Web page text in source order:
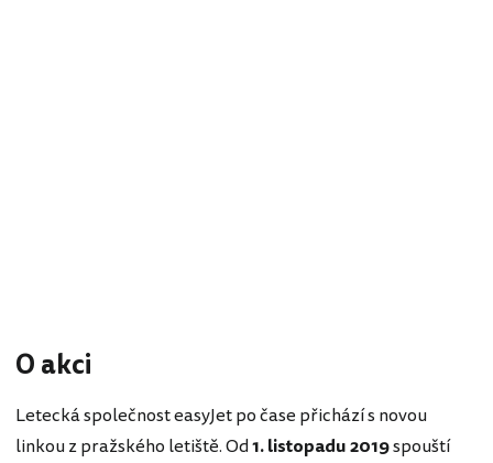
O akci
Letecká společnost easyJet po čase přichází s novou
linkou z pražského letiště. Od1. listopadu 2019spouští